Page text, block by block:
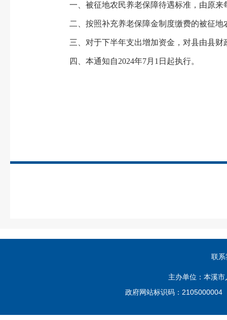
一、被征地农民养老保障待遇标准，由原来
二、按照补充养老保障金制度缴费的被征
三、对于下半年支出增加资金，对县由县
四、本通知自2024年7月1日起执行。
联系
主办单位：本溪
政府网站标识码：